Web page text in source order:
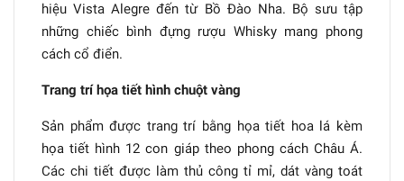
hiệu Vista Alegre đến từ Bồ Đào Nha. Bộ sưu tập
những chiếc bình đựng rượu Whisky mang phong
cách cổ điển.
Trang trí họa tiết hình chuột vàng
Sản phẩm được trang trí bằng họa tiết hoa lá kèm
họa tiết hình 12 con giáp theo phong cách Châu Á.
Các chi tiết được làm thủ công tỉ mỉ, dát vàng toát